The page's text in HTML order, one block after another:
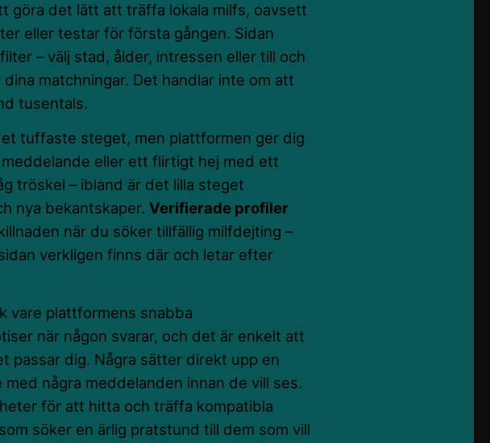
göra det lätt att träffa lokala milfs, oavsett
eller testar för första gången. Sidan
– välj stad, ålder, intressen eller till och
matchningar. Det handlar inte om att
tusentals.
tuffaste steget, men plattformen ger dig
eller ett flirtigt hej med ett
tröskel – ibland är det lilla steget
nya bekantskaper. Verifierade profiler
när du söker tillfällig milfdejting –
verkligen finns där och letar efter
vare plattformens snabba
när någon svarar, och det är enkelt att
passar dig. Några sätter direkt upp en
några meddelanden innan de vill ses.
för att hitta och träffa kompatibla
söker en ärlig pratstund till dem som vill